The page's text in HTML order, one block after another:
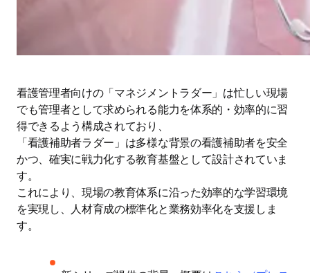
看護管理者向けの「マネジメントラダー」は忙しい現場
でも管理者として求められる能力を体系的・効率的に習
得できるよう構成されており、
「看護補助者ラダー」は多様な背景の看護補助者を安全
かつ、確実に戦力化する教育基盤として設計されていま
す。
これにより、現場の教育体系に沿った効率的な学習環境
を実現し、人材育成の標準化と業務効率化を支援しま
す。